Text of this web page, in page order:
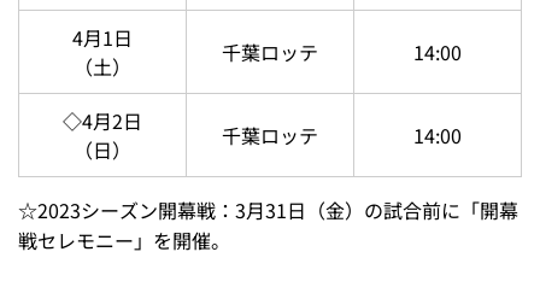
4月1日
（土）
千葉ロッテ 14:00
◇4月2日
（日）
千葉ロッテ 14:00
☆2023シーズン開幕戦：3月31日（金）の試合前に「開幕
戦セレモニー」を開催。